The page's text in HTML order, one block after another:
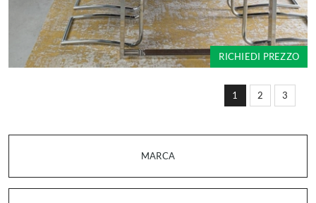
MARCA
1 2 3
RICHIEDI PREZZO